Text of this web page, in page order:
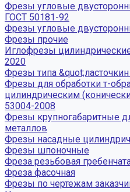
Фрезы угловые
ГОСТ 50181-92
Фрезы угловые
Фрезы прочие
Иглофрезы
2020
Фрезы типа
Фрезы для обработки т-
цилиндрическим
53004-2008
Фрезы крупногабаритные
металлов
Фрезы насадные
Фрезы шпоночные
Фреза резьбовая
Фреза фасочная
Фрезы по чертежам